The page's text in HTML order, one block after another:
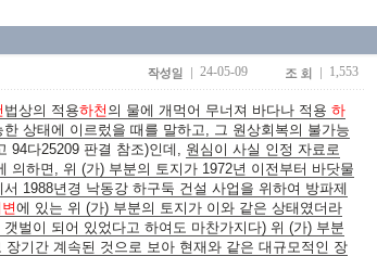
24-05-09 1,553
법상의 적용하천 의 물에 개먹어 무너져 바다나 적용 하
상태에 이르렀을 때를 말하고, 그 원상회복의 불가능
94다25209 판결 참조)인데, 원심이 사실 인정 자료로
의하면, 위 (가) 부분의 토지가 1972년 이전부터 바닷물
1988년경 낙동강 하구둑 건설 사업을 위하여 방파제
에 있는 위 (가) 부분의 토지가 이와 같은 상태였더라
벌이 되어 있었다고 하여도 마찬가지다) 위 (가) 부분
기간 계속된 것으로 보아 현재와 같은 대규모적인 장